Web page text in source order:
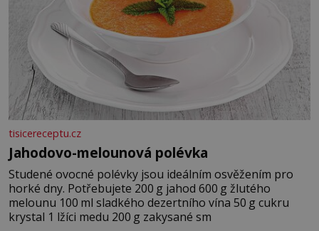
tisicereceptu.cz
Jahodovo-melounová polévka
Studené ovocné polévky jsou ideálním osvěžením pro
horké dny. Potřebujete 200 g jahod 600 g žlutého
melounu 100 ml sladkého dezertního vína 50 g cukru
krystal 1 lžíci medu 200 g zakysané sm